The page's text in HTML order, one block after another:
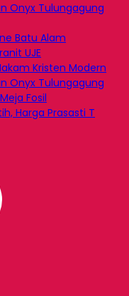
Onyx Tulungagung
Batu Alam
UJE
Kristen Modern
Onyx Tulungagung
Fosil
Harga Prasasti T